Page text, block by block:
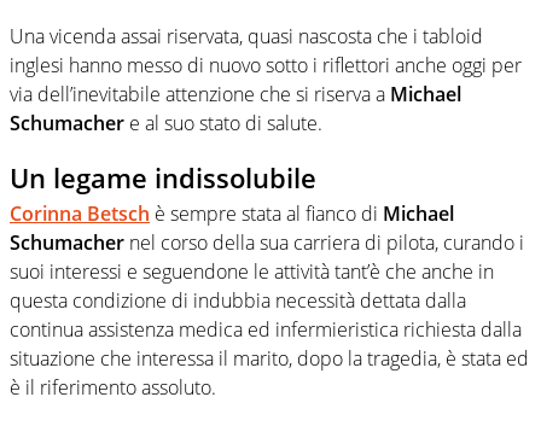
Una vicenda assai riservata, quasi nascosta che i tabloid
inglesi hanno messo di nuovo sotto i riflettori anche oggi per
via dell’inevitabile attenzione che si riserva a Michael
Schumacher e al suo stato di salute.
Un legame indissolubile
Corinna Betsch è sempre stata al fianco di Michael
Schumacher nel corso della sua carriera di pilota, curando i
suoi interessi e seguendone le attività tant’è che anche in
questa condizione di indubbia necessità dettata dalla
continua assistenza medica ed infermieristica richiesta dalla
situazione che interessa il marito, dopo la tragedia, è stata ed
è il riferimento assoluto.